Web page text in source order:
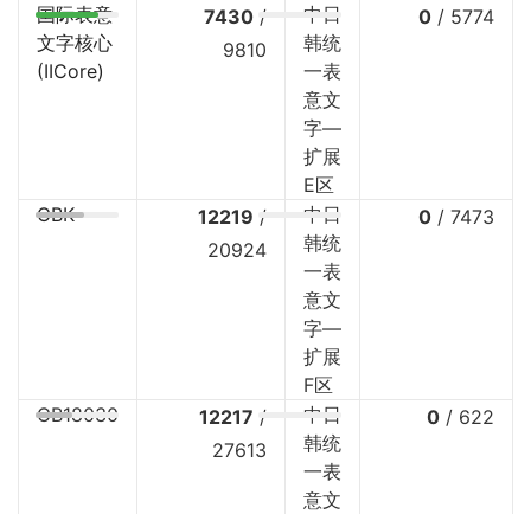
国际表意
文字核心
(IICore)
7430 /
9810
中日
韩统
一表
意文
字—
扩展
E区
0 / 5774
GBK 12219 /
20924
中日
韩统
一表
意文
字—
扩展
F区
0 / 7473
GB18030 12217 /
27613
中日
韩统
一表
意文
0 / 622